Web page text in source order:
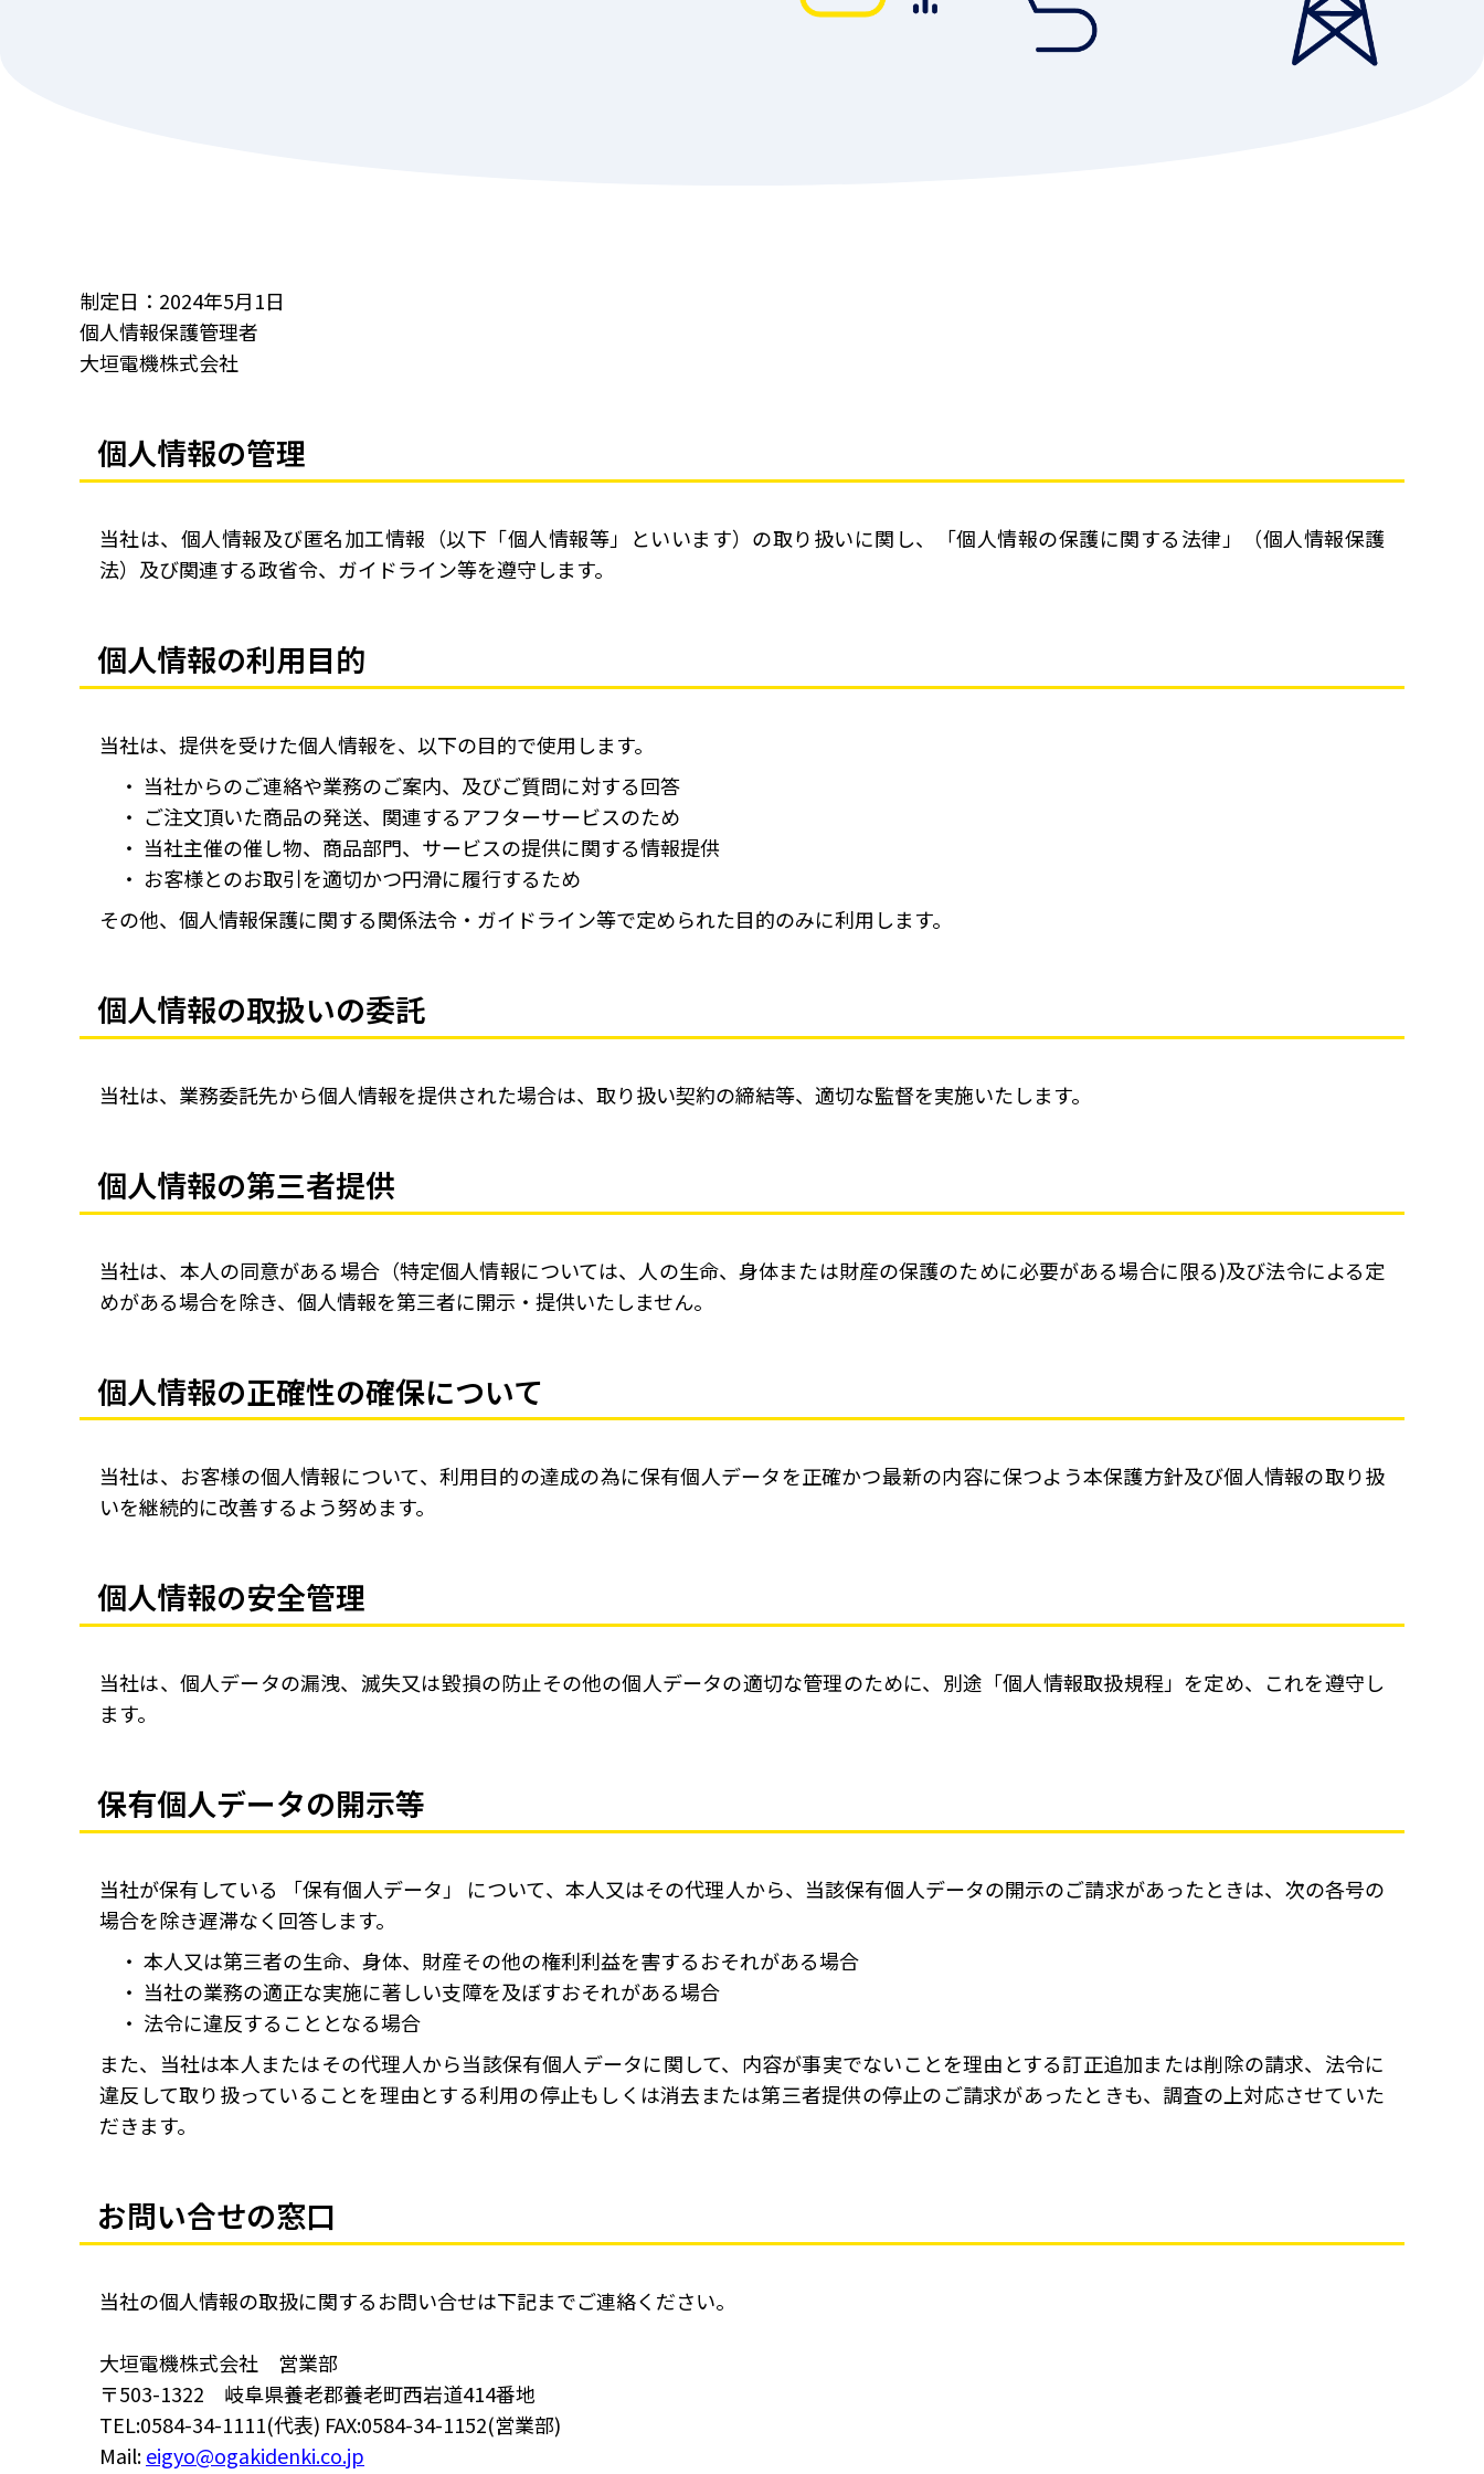
制定日：2024年5月1日
個人情報保護管理者
大垣電機株式会社
個人情報の管理
当社は、個人情報及び匿名加工情報（以下「個人情報等」といいます）の取り扱いに関し、「個人情報の保護に関する法律」（個人情報保護
法）及び関連する政省令、ガイドライン等を遵守します。
個人情報の利用目的
当社は、提供を受けた個人情報を、以下の目的で使用します。
当社からのご連絡や業務のご案内、及びご質問に対する回答
ご注文頂いた商品の発送、関連するアフターサービスのため
当社主催の催し物、商品部門、サービスの提供に関する情報提供
お客様とのお取引を適切かつ円滑に履行するため
その他、個人情報保護に関する関係法令・ガイドライン等で定められた目的のみに利用します。
個人情報の取扱いの委託
当社は、業務委託先から個人情報を提供された場合は、取り扱い契約の締結等、適切な監督を実施いたします。
個人情報の第三者提供
当社は、本人の同意がある場合（特定個人情報については、人の生命、身体または財産の保護のために必要がある場合に限る)及び法令による定
めがある場合を除き、個人情報を第三者に開示・提供いたしません。
個人情報の正確性の確保について
当社は、お客様の個人情報について、利用目的の達成の為に保有個人データを正確かつ最新の内容に保つよう本保護方針及び個人情報の取り扱
いを継続的に改善するよう努めます。
個人情報の安全管理
当社は、個人データの漏洩、滅失又は毀損の防止その他の個人データの適切な管理のために、別途「個人情報取扱規程」を定め、これを遵守し
ます。
保有個人データの開示等
当社が保有している 「保有個人データ」 について、本人又はその代理人から、当該保有個人データの開示のご請求があったときは、次の各号の
場合を除き遅滞なく回答します。
本人又は第三者の生命、身体、財産その他の権利利益を害するおそれがある場合
当社の業務の適正な実施に著しい支障を及ぼすおそれがある場合
法令に違反することとなる場合
また、当社は本人またはその代理人から当該保有個人データに関して、内容が事実でないことを理由とする訂正追加または削除の請求、法令に
違反して取り扱っていることを理由とする利用の停止もしくは消去または第三者提供の停止のご請求があったときも、調査の上対応させていた
だきます。
お問い合せの窓口
当社の個人情報の取扱に関するお問い合せは下記までご連絡ください。
大垣電機株式会社 営業部
〒503-1322 岐阜県養老郡養老町西岩道414番地
TEL:0584-34-1111(代表) FAX:0584-34-1152(営業部)
Mail:eigyo@ogakidenki.co.jp